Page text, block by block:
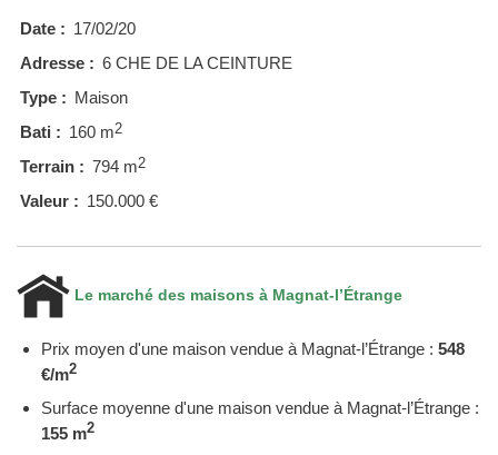
Date : 17/02/20
Adresse : 6 CHE DE LA CEINTURE
Type : Maison
Bati : 160 m2
Terrain : 794 m2
Valeur : 150.000 €
Le marché des maisons à Magnat-l’Étrange
Prix moyen d'une maison vendue à Magnat-l’Étrange : 548
€/m2
Surface moyenne d'une maison vendue à Magnat-l’Étrange :
155 m2